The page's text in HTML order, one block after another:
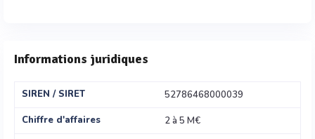
Informations juridiques
SIREN / SIRET
52786468000039
Chiffre d'affaires
2 à 5 M€